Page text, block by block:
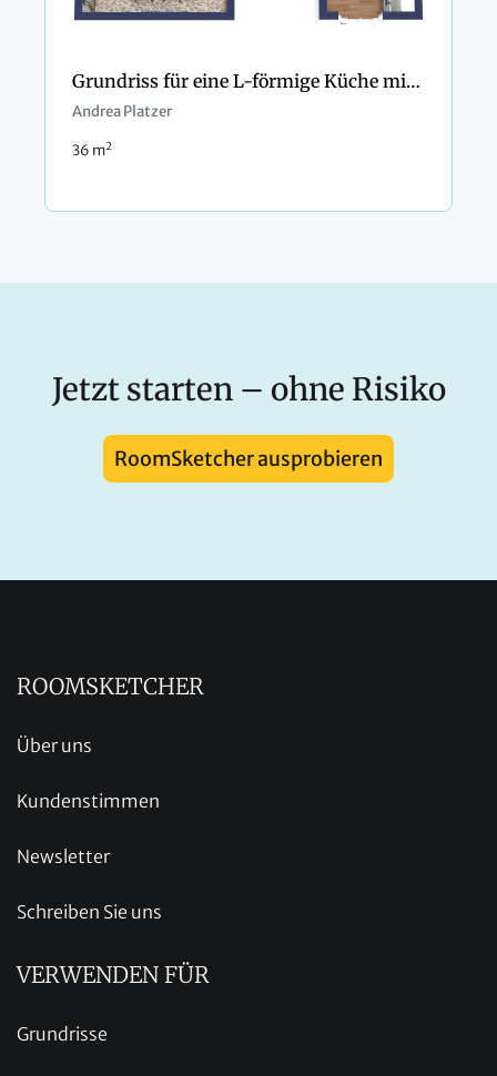
Grundriss für eine L-förmige Küche mit Essbereich
Andrea Platzer
36 m2
Jetzt starten – ohne Risiko
RoomSketcher ausprobieren
ROOMSKETCHER
Über uns
Kundenstimmen
Newsletter
Schreiben Sie uns
VERWENDEN FÜR
Grundrisse